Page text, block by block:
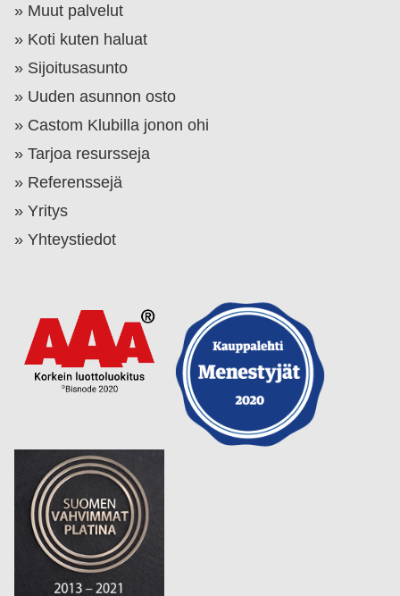
Muut palvelut
Koti kuten haluat
Sijoitusasunto
Uuden asunnon osto
Castom Klubilla jonon ohi
Tarjoa resursseja
Referenssejä
Yritys
Yhteystiedot